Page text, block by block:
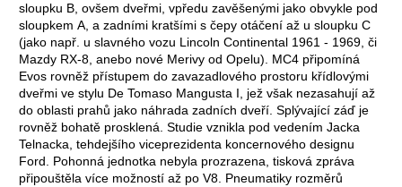
sloupku B, ovšem dveřmi, vpředu zavěšenými jako obvykle pod
sloupkem A, a zadními kratšími s čepy otáčení až u sloupku C
(jako např. u slavného vozu Lincoln Continental 1961 - 1969, či
Mazdy RX‑8, anebo nové Merivy od Opelu). MC4 připomíná
Evos rovněž přístupem do zavazadlového prostoru křídlovými
dveřmi ve stylu De Tomaso Mangusta I, jež však nezasahují až
do oblasti prahů jako náhrada zadních dveří. Splývající záď je
rovněž bohatě prosklená. Studie vznikla pod vedením Jacka
Telnacka, tehdejšího viceprezidenta koncernového designu
Ford. Pohonná jednotka nebyla prozrazena, tisková zpráva
připouštěla více možností až po V8. Pneumatiky rozměrů